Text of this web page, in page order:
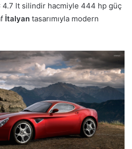
4.7 lt silindir hacmiyle 444 hp güç
İtalyan tasarımıyla modern